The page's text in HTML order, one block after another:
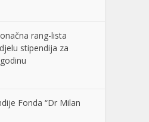
rang-lista
stipendija za
Fonda “Dr Milan